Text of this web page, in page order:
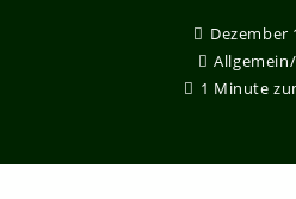
Dezember
Allgemein/
1 Minute